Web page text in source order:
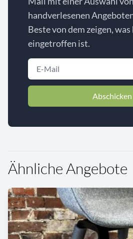
handverlesenen
Beste von dem zeigen,
eingetroffen ist.
Abschicken
Ähnliche Angebote